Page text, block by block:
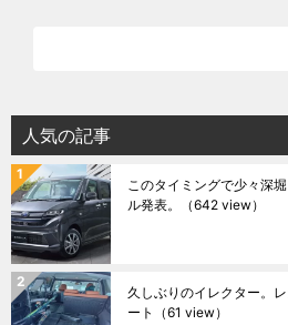
人気の記事
このタイミングで少々深
ル発表。
（642 view）
久しぶりのイレクター。
ート
（61 view）